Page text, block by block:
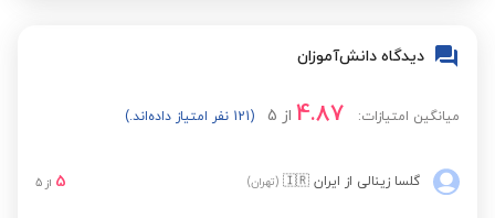
دیدگاه دانش‌آموزان
میانگین امتیازات: 4.87 از 5 (121 نفر امتیاز داده‌اند.)
گلسا زینالی از ایران 🇮🇷 (تهران) 5 از 5